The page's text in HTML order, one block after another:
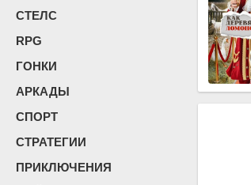
СТЕЛС
RPG
ГОНКИ
АРКАДЫ
СПОРТ
СТРАТЕГИИ
ПРИКЛЮЧЕНИЯ